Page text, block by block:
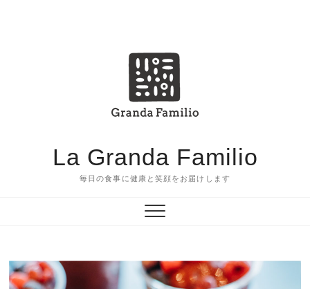
食
問
合
せ
ク
セ
ス
La Granda Familio
毎日の食事に健康と笑顔をお届けします